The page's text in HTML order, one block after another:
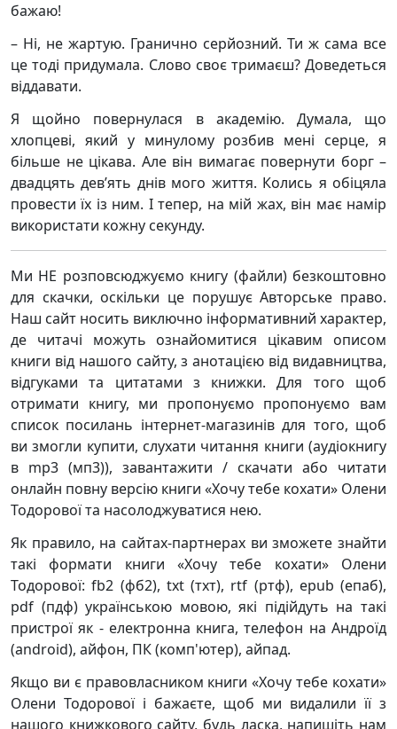
бажаю!
– Ні, не жартую. Гранично серйозний. Ти ж сама все
це тоді придумала. Слово своє тримаєш? Доведеться
віддавати.
Я щойно повернулася в академію. Думала, що
хлопцеві, який у минулому розбив мені серце, я
більше не цікава. Але він вимагає повернути борг –
двадцять дев’ять днів мого життя. Колись я обіцяла
провести їх із ним. І тепер, на мій жах, він має намір
використати кожну секунду.
Ми НЕ розповсюджуємо книгу (файли) безкоштовно
для скачки, оскільки це порушує Авторське право.
Наш сайт носить виключно інформативний характер,
де читачі можуть ознайомитися цікавим описом
книги від нашого сайту, з анотацією від видавництва,
відгуками та цитатами з книжки. Для того щоб
отримати книгу, ми пропонуємо пропонуємо вам
список посилань інтернет-магазинів для того, щоб
ви змогли купити, слухати читання книги (аудіокнигу
в mp3 (мп3)), завантажити / скачати або читати
онлайн повну версію книги «Хочу тебе кохати» Олени
Тодорової та насолоджуватися нею.
Як правило, на сайтах-партнерах ви зможете знайти
такі формати книги «Хочу тебе кохати» Олени
Тодорової: fb2 (фб2), txt (тхт), rtf (ртф), epub (епаб),
pdf (пдф) українською мовою, які підійдуть на такі
пристрої як - електронна книга, телефон на Андроїд
(android), айфон, ПК (комп'ютер), айпад.
Якщо ви є правовласником книги «Хочу тебе кохати»
Олени Тодорової і бажаєте, щоб ми видалили її з
нашого книжкового сайту, будь ласка, напишіть нам